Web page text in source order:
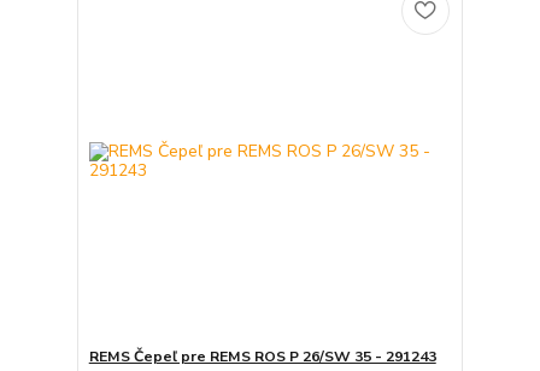
REMS Čepeľ pre REMS ROS P 26/SW 35 - 291243